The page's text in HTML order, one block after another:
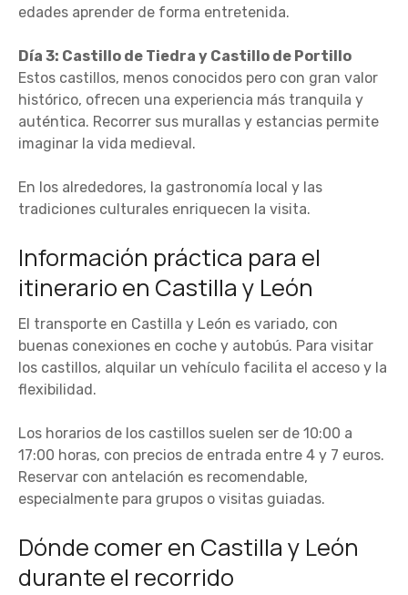
edades aprender de forma entretenida.
Día 3: Castillo de Tiedra y Castillo de Portillo
Estos castillos, menos conocidos pero con gran valor
histórico, ofrecen una experiencia más tranquila y
auténtica. Recorrer sus murallas y estancias permite
imaginar la vida medieval.
En los alrededores, la gastronomía local y las
tradiciones culturales enriquecen la visita.
Información práctica para el
itinerario en Castilla y León
El transporte en Castilla y León es variado, con
buenas conexiones en coche y autobús. Para visitar
los castillos, alquilar un vehículo facilita el acceso y la
flexibilidad.
Los horarios de los castillos suelen ser de 10:00 a
17:00 horas, con precios de entrada entre 4 y 7 euros.
Reservar con antelación es recomendable,
especialmente para grupos o visitas guiadas.
Dónde comer en Castilla y León
durante el recorrido